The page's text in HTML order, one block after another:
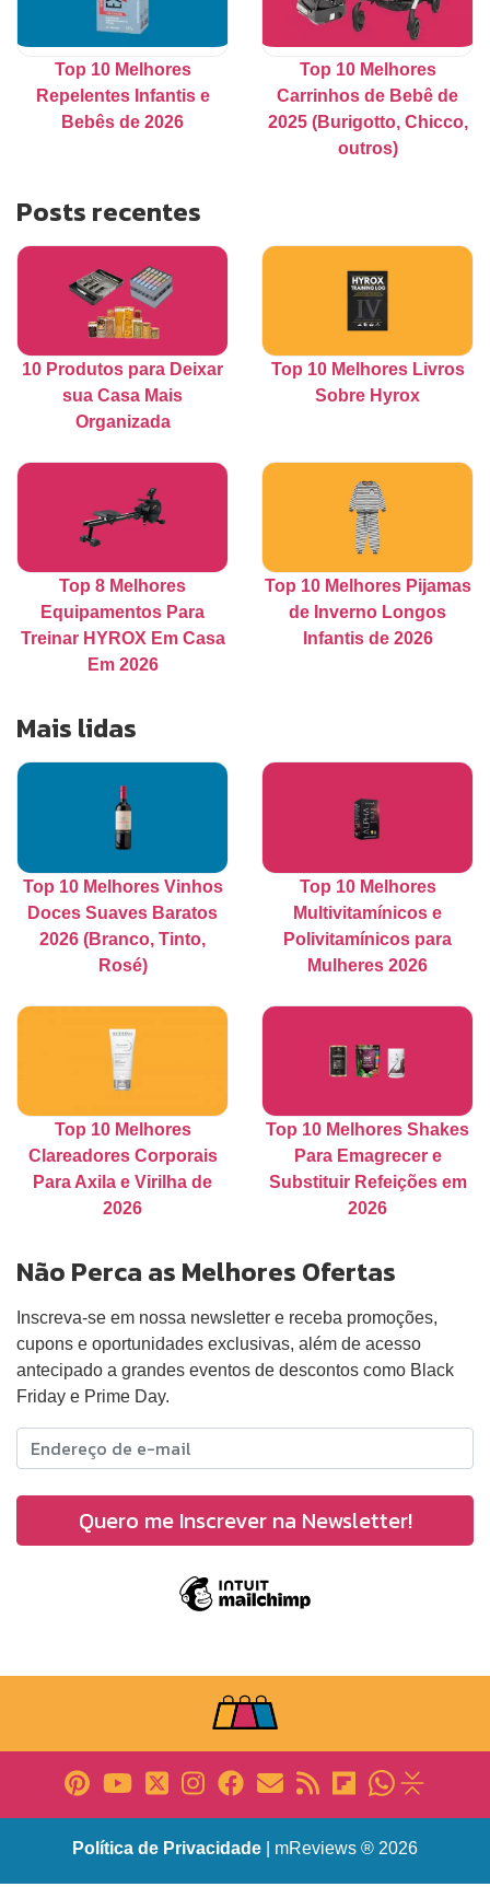
Top 10 Melhores
Repelentes Infantis e
Bebês de 2026
Top 10 Melhores
Carrinhos de Bebê de
2025 (Burigotto, Chicco,
outros)
Posts recentes
10 Produtos para Deixar
sua Casa Mais
Organizada
Top 10 Melhores Livros
Sobre Hyrox
Top 8 Melhores
Equipamentos Para
Treinar HYROX Em Casa
Em 2026
Top 10 Melhores Pijamas
de Inverno Longos
Infantis de 2026
Mais lidas
Top 10 Melhores Vinhos
Doces Suaves Baratos
2026 (Branco, Tinto,
Rosé)
Top 10 Melhores
Multivitamínicos e
Polivitamínicos para
Mulheres 2026
Top 10 Melhores
Clareadores Corporais
Para Axila e Virilha de
2026
Top 10 Melhores Shakes
Para Emagrecer e
Substituir Refeições em
2026
Não Perca as Melhores Ofertas
Inscreva-se em nossa newsletter e receba promoções,
cupons e oportunidades exclusivas, além de acesso
antecipado a grandes eventos de descontos como Black
Friday e Prime Day.
Política de Privacidade | mReviews ® 2026